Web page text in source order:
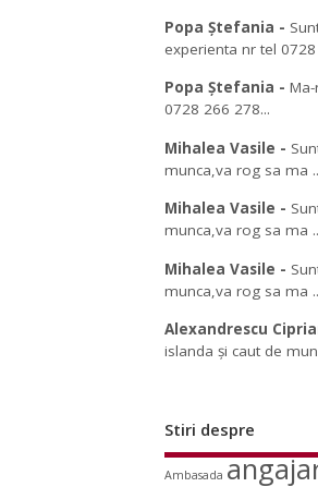
Popa Ștefania -
experienta nr tel 0728
Popa Ștefania -
0728 266 278...
Mihalea Vasile -
munca,va rog sa ma
Mihalea Vasile -
munca,va rog sa ma
Mihalea Vasile -
munca,va rog sa ma
Alexandrescu
islanda și caut de
Stiri despre
Ambasada